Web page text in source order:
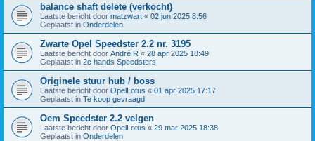
balance shaft delete (verkocht)
Laatste bericht door matzwart « 02 jun 2025 8:56
Geplaatst in Onderdelen
Zwarte Opel Speedster 2.2 nr. 3195
Laatste bericht door André R « 28 apr 2025 18:49
Geplaatst in 2e hands Speedsters
Originele stuur hub / boss
Laatste bericht door OpelLotus « 01 apr 2025 17:17
Geplaatst in Te koop gevraagd
Oem Speedster 2.2 velgen
Laatste bericht door OpelLotus « 29 mar 2025 18:38
Geplaatst in Onderdelen